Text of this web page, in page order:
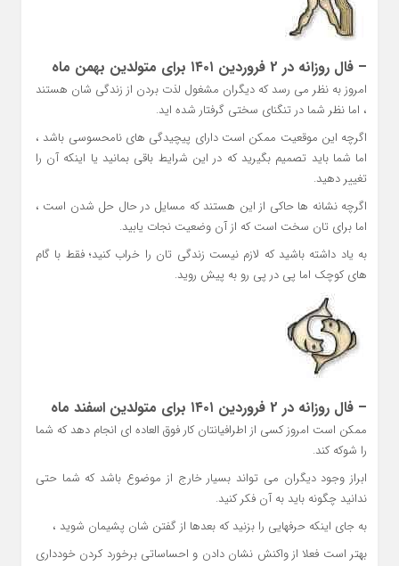
– فال روزانه در 2 فروردین ۱۴۰۱ برای متولدین بهمن ماه
امروز به نظر می رسد که دیگران مشغول لذت بردن از زندگی شان هستند
، اما نظر شما در تنگنای سختی گرفتار شده اید.
اگرچه این موقعیت ممکن است دارای پیچیدگی های نامحسوسی باشد ،
اما شما باید تصمیم بگیرید که در این شرایط باقی بمانید یا اینکه آن را
تغییر دهید.
اگرچه نشانه ها حاکی از این هستند که مسایل در حال حل شدن است ،
اما برای تان سخت است که از آن وضعیت نجات یابید.
به یاد داشته باشید که لازم نیست زندگی تان را خراب کنید؛ فقط با گام
های کوچک اما پی در پی رو به پیش روید.
– فال روزانه در 2 فروردین ۱۴۰۱ برای متولدین اسفند ماه
ممکن است امروز کسی از اطرافیانتان کار فوق العاده ای انجام دهد که شما
را شوکه کند.
ابراز وجود دیگران می تواند بسیار خارج از موضوع باشد که شما حتی
ندانید چگونه باید به آن فکر کنید.
به جای اینکه حرفهایی را بزنید که بعدها از گفتن شان پشیمان شوید ،
بهتر است فعلا از واکنش نشان دادن و احساساتی برخورد کردن خودداری